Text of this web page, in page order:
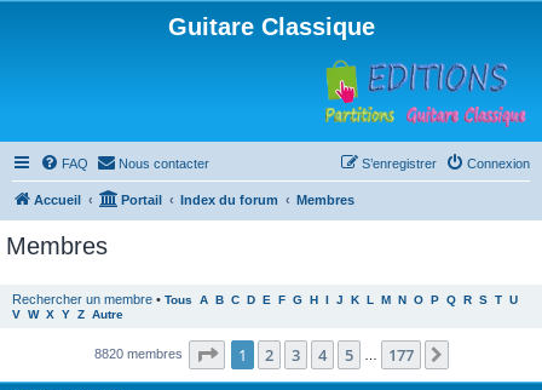
Guitare Classique
FAQ Nous contacter Connexion
S’enregistrer
Accueil Portail Index du forum Membres
Membres
Rechercher un membre • Tous A B C D E F G H I J K L M N O P Q R S T U
V W X Y Z Autre
8820 membres Page 1sur177
1 2 3 4 5 177